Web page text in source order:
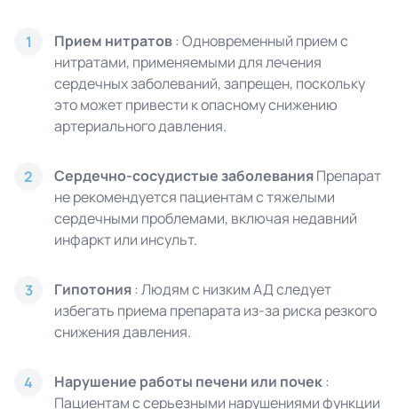
1 Прием нитратов: Одновременный прием с
нитратами, применяемыми для лечения
сердечных заболеваний, запрещен, поскольку
это может привести к опасному снижению
артериального давления.
2 Сердечно-сосудистые заболеванияПрепарат
не рекомендуется пациентам с тяжелыми
сердечными проблемами, включая недавний
инфаркт или инсульт.
3 Гипотония: Людям с низким АД следует
избегать приема препарата из-за риска резкого
снижения давления.
4 Нарушение работы печени или почек:
Пациентам с серьезными нарушениями функции